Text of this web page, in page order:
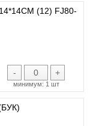
(12) FJ80-
- +
минимум: 1 шт